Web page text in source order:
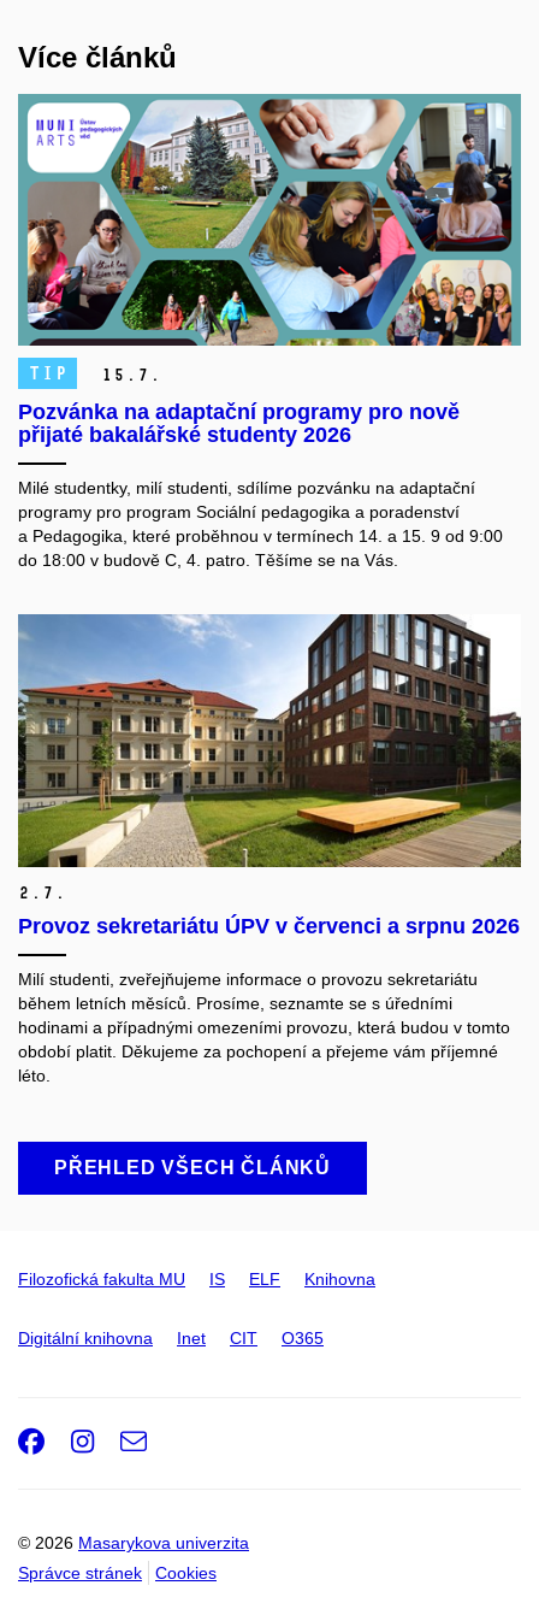
Více článků
TIP 15. 7.
Pozvánka na adaptační programy pro nově
přijaté bakalářské studenty 2026
Milé studentky, milí studenti, sdílíme pozvánku na adaptační
programy pro program Sociální pedagogika a poradenství
a Pedagogika, které proběhnou v termínech 14. a 15. 9 od 9:00
do 18:00 v budově C, 4. patro. Těšíme se na Vás.
2. 7.
Provoz sekretariátu ÚPV v červenci a srpnu 2026
Milí studenti, zveřejňujeme informace o provozu sekretariátu
během letních měsíců. Prosíme, seznamte se s úředními
hodinami a případnými omezeními provozu, která budou v tomto
období platit. Děkujeme za pochopení a přejeme vám příjemné
léto.
PŘEHLED VŠECH ČLÁNKŮ
Filozofická fakulta MU IS ELF Knihovna
Digitální knihovna Inet CIT O365
© 2026 Masarykova univerzita
Správce stránek
Cookies
Facebook
Instagram
e-